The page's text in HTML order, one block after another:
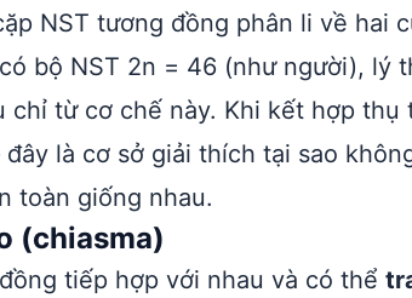
NST tương đồng phân li về hai
bộ NST 2n = 46 (như người), lý
chỉ từ cơ chế này. Khi kết hợp thụ
là cơ sở giải thích tại sao
toàn giống nhau.
(chiasma)
tiếp hợp với nhau và có thể